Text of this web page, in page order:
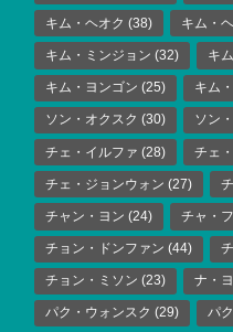
キム・ヘオク (38) キム・
キム・ミンジョン (32) キ
キム・ヨンゴン (25) キム
ソン・オクスク (30) ソン
チェ・イルファ (28) チェ
チェ・ジョンウォン (27)
チャン・ヨン (24) チャ・
チョン・ドンファン (44)
チョン・ミソン (23) ナ・
パク・ウォンスク (29) パ